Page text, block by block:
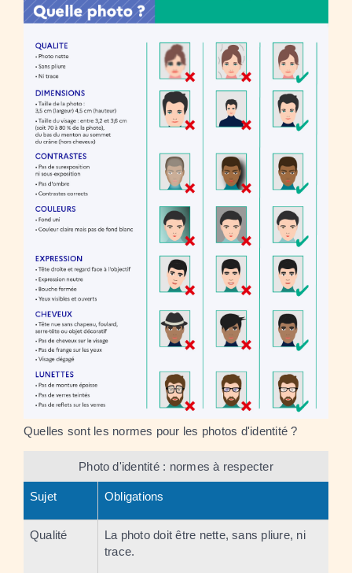
Quelles sont les normes pour les photos d'identité ?
Photo d'identité : normes à respecter
Sujet Obligations
Qualité
La photo doit être nette, sans pliure, ni
trace.